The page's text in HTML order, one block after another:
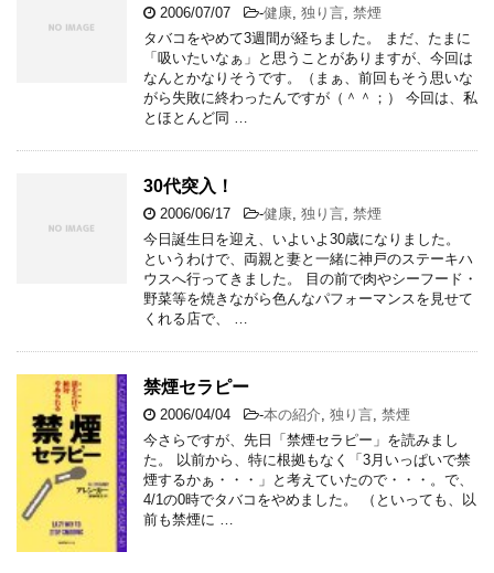
2006/07/07 -健康 独り言 禁煙
タバコをやめて3週間が経ちました。 まだ、たまに
「吸いたいなぁ」と思うことがありますが、今回は
なんとかなりそうです。（まぁ、前回もそう思いな
がら失敗に終わったんですが（＾＾；） 今回は、私
とほとんど同 …
30代突入！
2006/06/17 -健康 独り言 禁煙
今日誕生日を迎え、いよいよ30歳になりました。
というわけで、両親と妻と一緒に神戸のステーキハ
ウスへ行ってきました。 目の前で肉やシーフード・
野菜等を焼きながら色んなパフォーマンスを見せて
くれる店で、 …
禁煙セラピー
2006/04/04 -本の紹介 独り言 禁煙
今さらですが、先日「禁煙セラピー」を読みまし
た。 以前から、特に根拠もなく「3月いっぱいで禁
煙するかぁ・・・」と考えていたので・・・。で、
4/1の0時でタバコをやめました。 （といっても、以
前も禁煙に …